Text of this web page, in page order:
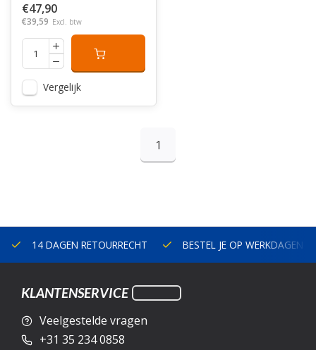
€47,90
€39,59 Excl. btw
Vergelijk
1
14 DAGEN RETOURRECHT BESTEL JE OP WERKDAGEN
KLANTENSERVICE
Veelgestelde vragen
+31 35 234 0858